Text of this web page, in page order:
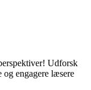
Udforsk
og engagere læsere